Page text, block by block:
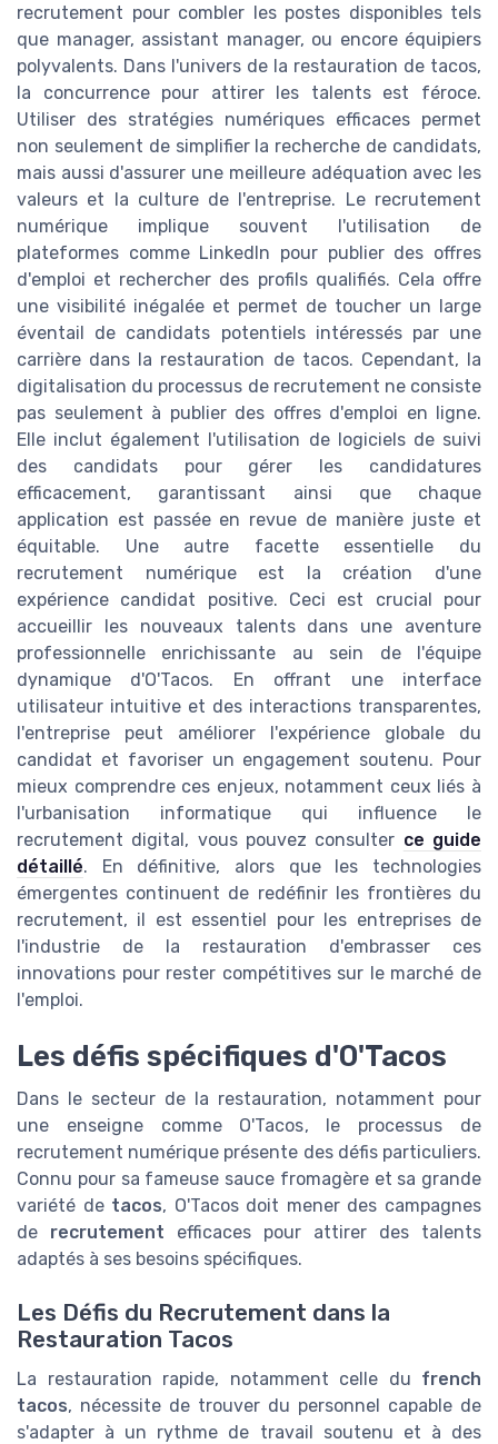
recrutement pour combler les postes disponibles tels
que manager, assistant manager, ou encore équipiers
polyvalents. Dans l'univers de la restauration de tacos,
la concurrence pour attirer les talents est féroce.
Utiliser des stratégies numériques efficaces permet
non seulement de simplifier la recherche de candidats,
mais aussi d'assurer une meilleure adéquation avec les
valeurs et la culture de l'entreprise. Le recrutement
numérique implique souvent l'utilisation de
plateformes comme LinkedIn pour publier des offres
d'emploi et rechercher des profils qualifiés. Cela offre
une visibilité inégalée et permet de toucher un large
éventail de candidats potentiels intéressés par une
carrière dans la restauration de tacos. Cependant, la
digitalisation du processus de recrutement ne consiste
pas seulement à publier des offres d'emploi en ligne.
Elle inclut également l'utilisation de logiciels de suivi
des candidats pour gérer les candidatures
efficacement, garantissant ainsi que chaque
application est passée en revue de manière juste et
équitable. Une autre facette essentielle du
recrutement numérique est la création d'une
expérience candidat positive. Ceci est crucial pour
accueillir les nouveaux talents dans une aventure
professionnelle enrichissante au sein de l'équipe
dynamique d'O'Tacos. En offrant une interface
utilisateur intuitive et des interactions transparentes,
l'entreprise peut améliorer l'expérience globale du
candidat et favoriser un engagement soutenu. Pour
mieux comprendre ces enjeux, notamment ceux liés à
l'urbanisation informatique qui influence le
recrutement digital, vous pouvez consulter ce guide
détaillé. En définitive, alors que les technologies
émergentes continuent de redéfinir les frontières du
recrutement, il est essentiel pour les entreprises de
l'industrie de la restauration d'embrasser ces
innovations pour rester compétitives sur le marché de
l'emploi.
Les défis spécifiques d'O'Tacos
Dans le secteur de la restauration, notamment pour
une enseigne comme O'Tacos, le processus de
recrutement numérique présente des défis particuliers.
Connu pour sa fameuse sauce fromagère et sa grande
variété de tacos, O'Tacos doit mener des campagnes
de recrutement efficaces pour attirer des talents
adaptés à ses besoins spécifiques.
Les Défis du Recrutement dans la
Restauration Tacos
La restauration rapide, notamment celle du french
tacos, nécessite de trouver du personnel capable de
s'adapter à un rythme de travail soutenu et à des